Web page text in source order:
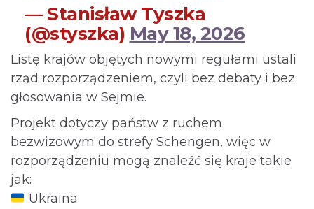
— Stanisław Tyszka
(@styszka) May 18, 2026
Listę krajów objętych nowymi regułami ustali
rząd rozporządzeniem, czyli bez debaty i bez
głosowania w Sejmie.
Projekt dotyczy państw z ruchem
bezwizowym do strefy Schengen, więc w
rozporządzeniu mogą znaleźć się kraje takie
jak:
Ukraina